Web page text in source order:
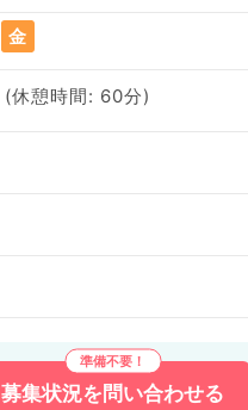
金
休憩時間: 60分)
募集状況を 問い合わせる